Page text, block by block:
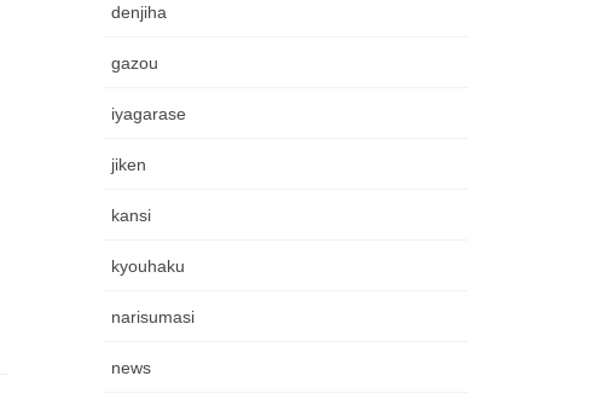
denjiha
gazou
iyagarase
jiken
kansi
kyouhaku
narisumasi
news